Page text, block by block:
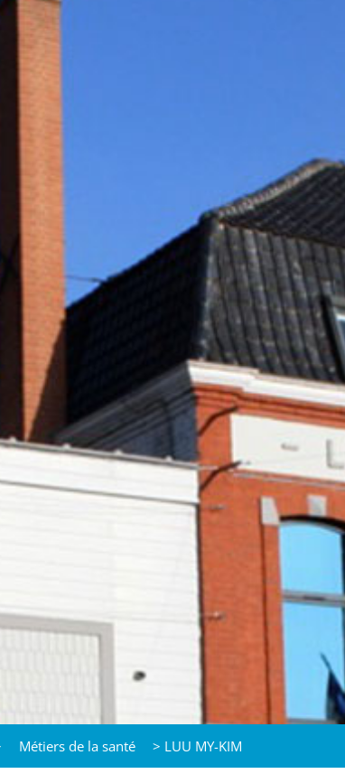
Métiers de la santé > LUU MY-KIM